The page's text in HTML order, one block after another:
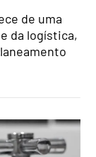
de uma
da logística,